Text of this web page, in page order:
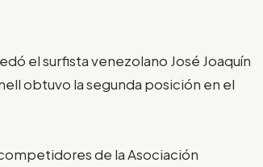
el surfista venezolano José Joaquín
obtuvo la segunda posición en el
de la Asociación